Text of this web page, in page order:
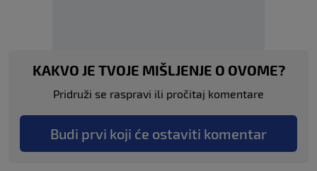
KAKVO JE TVOJE MIŠLJENJE O OVOME?
Pridruži se raspravi ili pročitaj komentare
Budi prvi koji će ostaviti komentar